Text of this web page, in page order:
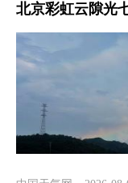
北京彩虹云隙光